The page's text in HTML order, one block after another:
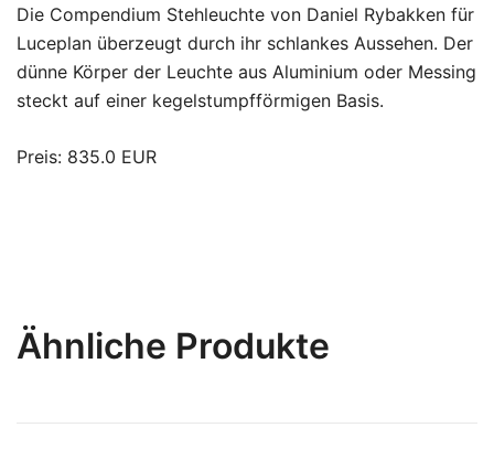
Die Compendium Stehleuchte von Daniel Rybakken für
Luceplan überzeugt durch ihr schlankes Aussehen. Der
dünne Körper der Leuchte aus Aluminium oder Messing
steckt auf einer kegelstumpfförmigen Basis.
Preis: 835.0 EUR
Ähnliche Produkte